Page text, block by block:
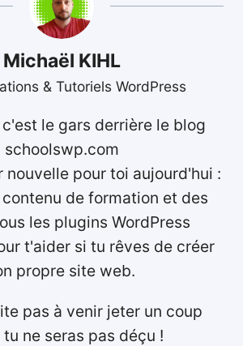
Michaël KIHL
& Tutoriels WordPress
le gars derrière le blog
schoolswp.com
nouvelle pour toi aujourd'hui :
de formation et des
les plugins WordPress
t'aider si tu rêves de créer
propre site web.
pas à venir jeter un coup
ne seras pas déçu !